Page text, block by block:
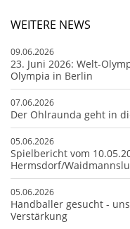
WEITERE NEWS
09.06.2026
23. Juni 2026: Welt-
Olympia in Berlin
07.06.2026
Der Ohlraunda geht in
05.06.2026
Spielbericht vom
Hermsdorf/
05.06.2026
Handballer gesucht -
Verstärkung